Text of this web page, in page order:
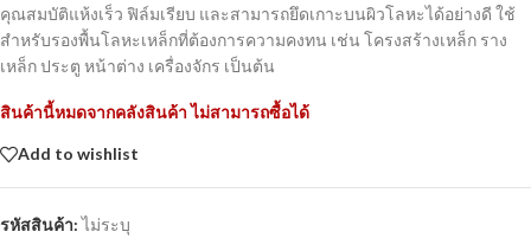
คุณสมบัติแห้งเร็ว ฟิล์มเรียบ และสามารถยึดเกาะบนผิวโลหะได้อย่างดี ใช้
สำหรับรองพื้นโลหะเหล็กที่ต้องการความคงทน เช่น โครงสร้างเหล็ก ราง
เหล็ก ประตู หน้าต่าง เครื่องจักร เป็นต้น
สินค้านี้หมดจากคลังสินค้า ไม่สามารถซื้อได้
Add to wishlist
รหัสสินค้า:ไม่ระบุ